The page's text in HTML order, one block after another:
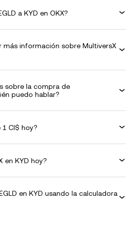
a KYD en OKX?
información sobre MultiversX
sobre la compra de
puedo hablar?
1 CI$ hoy?
en KYD hoy?
en KYD usando la calculadora